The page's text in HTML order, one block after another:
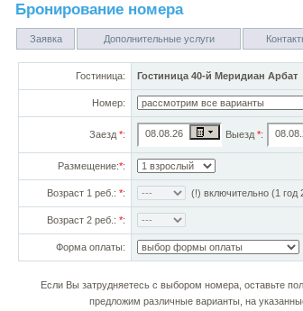
Бронирование номера
Заявка Дополнительные услуги
Гостиница: Гостиница 40-й Меридиан Арбат
Номер:
Заезд *: Выезд *:
Размещение:*:
Возраст 1 реб.: *: (!) включительно (1 год
Возраст 2 реб.: *:
Форма оплаты:
Если Вы затрудняетесь с выбором номера, оставьте
предложим различные варианты, на